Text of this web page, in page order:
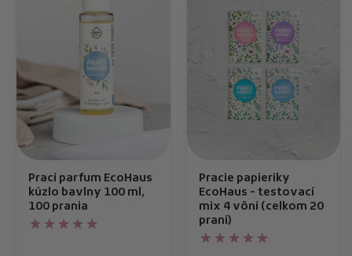
Prací parfum EcoHaus
kúzlo bavlny 100 ml,
100 prania
Pracie papieriky
EcoHaus - testovací
mix 4 vôní (celkom 20
praní)